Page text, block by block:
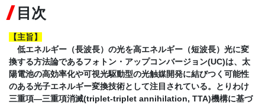
目次
【主旨】
低エネルギー（長波長）の光を高エネルギー（短波長）光に変
換する方法論であるフォトン・アップコンバージョン(UC)は、太
陽電池の高効率化や可視光駆動型の光触媒開発に結びつく可能性
のある光子エネルギー変換技術として注目されている。とりわけ
三重項―三重項消滅(triplet-triplet annihilation, TTA)機構に基づ